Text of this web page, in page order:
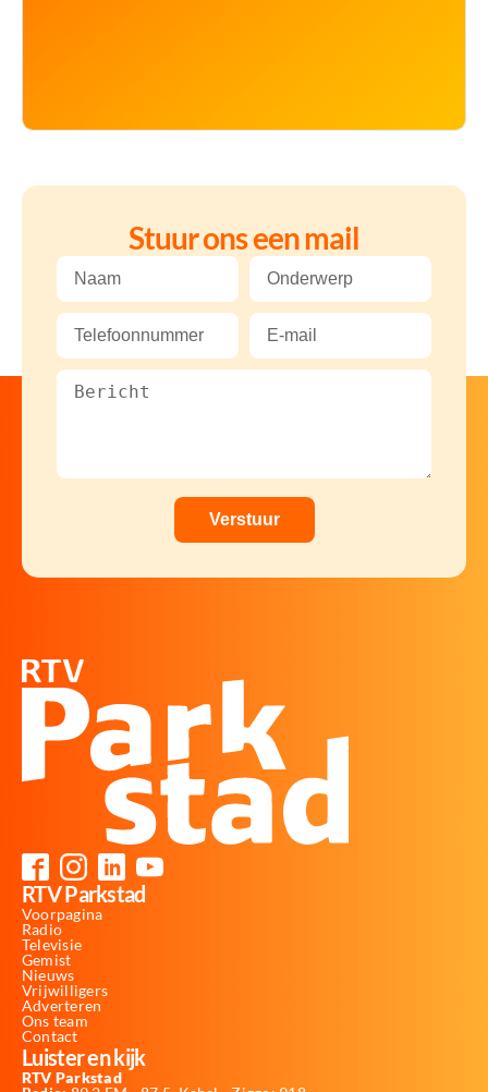
Stuur ons een mail
RTV Parkstad
Voorpagina
Radio
Televisie
Gemist
Nieuws
Vrijwilligers
Adverteren
Ons team
Contact
Luister en kijk
RTV Parkstad